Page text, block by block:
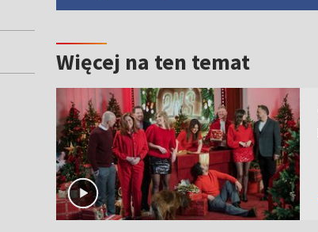
Więcej na ten temat